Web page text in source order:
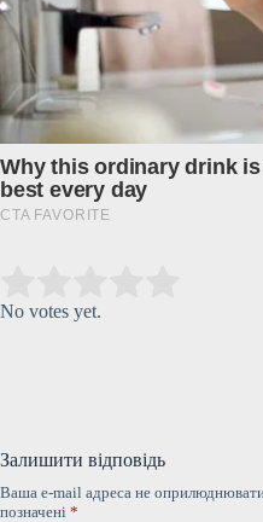
No votes yet.
Залишити відповідь
Ваша e-mail адреса не
позначені *